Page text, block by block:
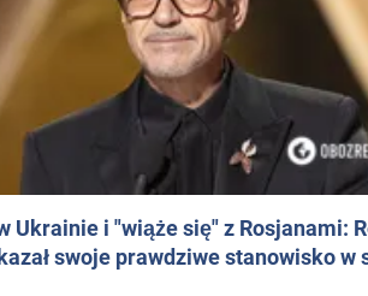
Ukrainie i "wiąże się" z Rosjanami:
swoje prawdziwe stanowisko w